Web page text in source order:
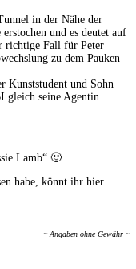
in der Nähe der
und es deutet auf
richtige Fall für Peter
zu dem Pauken
Kunststudent und Sohn
gleich seine Agentin
Lamb“ 🙂
habe, könnt ihr hier
~ Angaben ohne Gewähr ~